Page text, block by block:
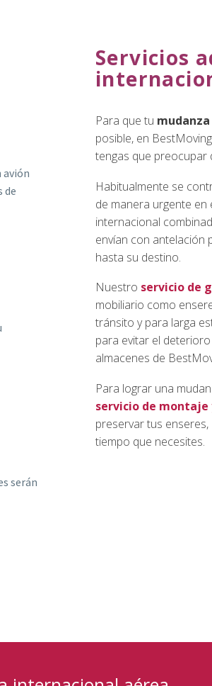
avión
de
serán
Servicios
Para que tu
posible, en
tengas que preocupar
Habitualmente se
de manera urgente en
internacional
envían con antelación
hasta su destino.
Nuestro servicio de
mobiliario como
tránsito y para larga
para evitar el
almacenes de
Para lograr una
servicio de
preservar tus
tiempo que necesites.